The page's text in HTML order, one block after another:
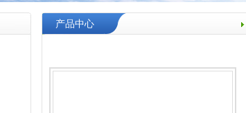
产品中心